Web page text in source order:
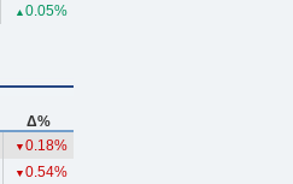
▲ 0.05%
Δ%
▼ 0.18%
▼ 0.54%